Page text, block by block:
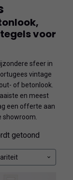
voor
sfeer in
vintage
of betonlook.
en meest
een offerte aan
showroom.
getoond
op